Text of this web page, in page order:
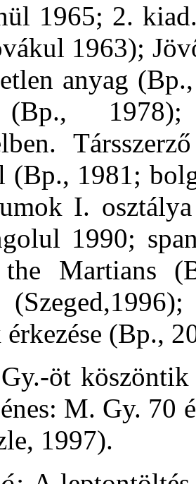
1965; 2.
1963);
anyag
(Bp.,
(Bp., 1981;
I.
1990;
Martians
(Bp.,
öt
M. Gy. 70
1997).